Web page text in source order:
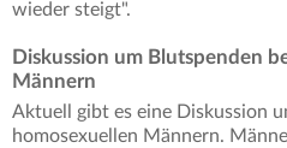
wieder steigt".
Diskussion um Blutspenden
Männern
Aktuell gibt es eine Diskussion
homosexuellen Männern.